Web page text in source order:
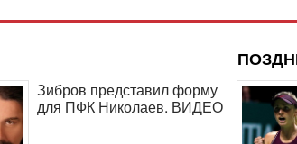
Зибров представил форму
для ПФК Николаев. ВИДЕО